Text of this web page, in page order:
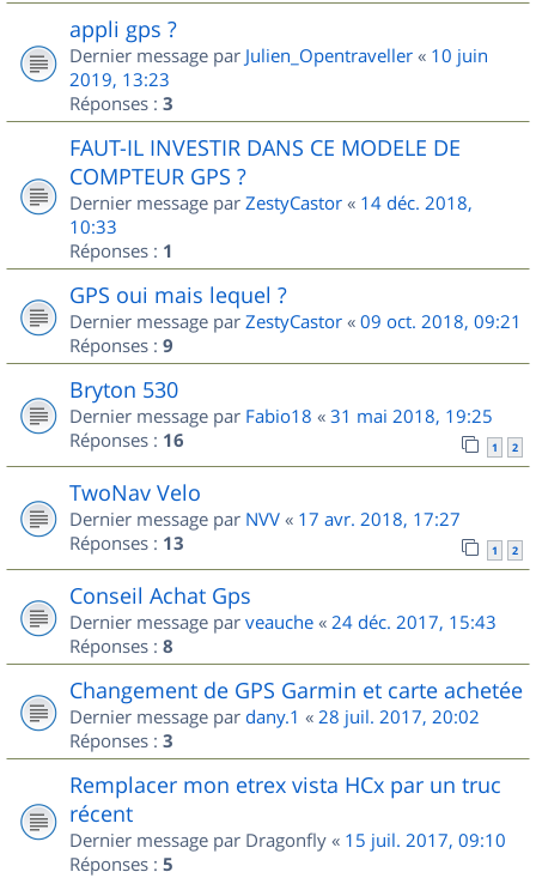
appli gps ?
Dernier message par Julien_Opentraveller « 10 juin
2019, 13:23
Réponses : 3
FAUT-IL INVESTIR DANS CE MODELE DE
COMPTEUR GPS ?
Dernier message par ZestyCastor « 14 déc. 2018,
10:33
Réponses : 1
GPS oui mais lequel ?
Dernier message par ZestyCastor « 09 oct. 2018, 09:21
Réponses : 9
Bryton 530
Dernier message par Fabio18 « 31 mai 2018, 19:25
Réponses : 16 1 2
TwoNav Velo
Dernier message par NVV « 17 avr. 2018, 17:27
Réponses : 13 1 2
Conseil Achat Gps
Dernier message par veauche « 24 déc. 2017, 15:43
Réponses : 8
Changement de GPS Garmin et carte achetée
Dernier message par dany.1 « 28 juil. 2017, 20:02
Réponses : 3
Remplacer mon etrex vista HCx par un truc
récent
Dernier message par Dragonfly « 15 juil. 2017, 09:10
Réponses : 5